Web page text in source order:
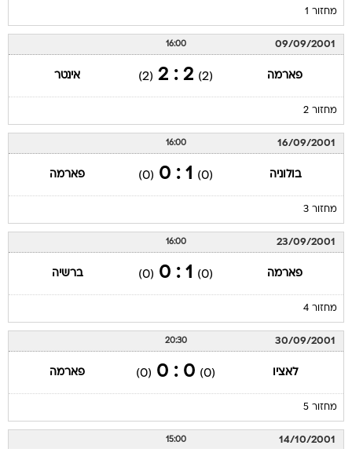
מחזור 1
09/09/2001
16:00
פארמה (2)
2 : 2
(2) אינטר
מחזור 2
16/09/2001
16:00
בולוניה (0)
1 : 0
(0) פארמה
מחזור 3
23/09/2001
16:00
פארמה (0)
1 : 0
(0) ברשיה
מחזור 4
30/09/2001
20:30
לאציו (0)
0 : 0
(0) פארמה
מחזור 5
14/10/2001
15:00